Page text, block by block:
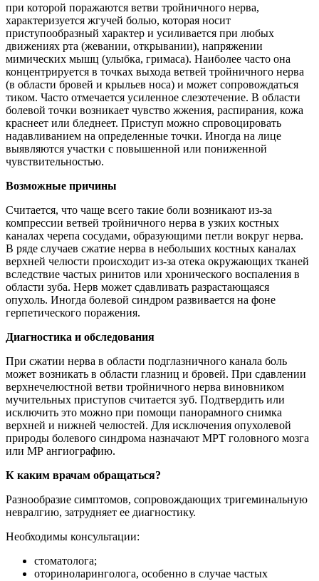
при которой поражаются ветви тройничного нерва,
характеризуется жгучей болью, которая носит
приступообразный характер и усиливается при любых
движениях рта (жевании, открывании), напряжении
мимических мышц (улыбка, гримаса). Наиболее часто она
концентрируется в точках выхода ветвей тройничного нерва
(в области бровей и крыльев носа) и может сопровождаться
тиком. Часто отмечается усиленное слезотечение. В области
болевой точки возникает чувство жжения, распирания, кожа
краснеет или бледнеет. Приступ можно спровоцировать
надавливанием на определенные точки. Иногда на лице
выявляются участки с повышенной или пониженной
чувствительностью.
Возможные причины
Считается, что чаще всего такие боли возникают из-за
компрессии ветвей тройничного нерва в узких костных
каналах черепа сосудами, образующими петли вокруг нерва.
В ряде случаев сжатие нерва в небольших костных каналах
верхней челюсти происходит из-за отека окружающих тканей
вследствие частых ринитов или хронического воспаления в
области зуба. Нерв может сдавливать разрастающаяся
опухоль. Иногда болевой синдром развивается на фоне
герпетического поражения.
Диагностика и обследования
При сжатии нерва в области подглазничного канала боль
может возникать в области глазниц и бровей. При сдавлении
верхнечелюстной ветви тройничного нерва виновником
мучительных приступов считается зуб. Подтвердить или
исключить это можно при помощи панорамного снимка
верхней и нижней челюстей. Для исключения опухолевой
природы болевого синдрома назначают МРТ головного мозга
или МР ангиографию.
К каким врачам обращаться?
Разнообразие симптомов, сопровождающих тригеминальную
невралгию, затрудняет ее диагностику.
Необходимы консультации:
стоматолога;
оториноларинголога, особенно в случае частых